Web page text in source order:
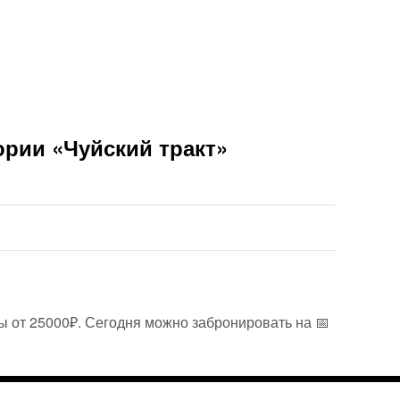
«Чуйский тракт»
от 25000₽. Сегодня можно забронировать на 📅